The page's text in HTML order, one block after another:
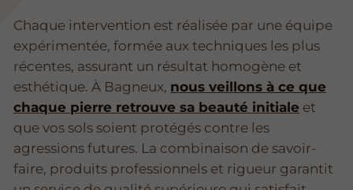
Chaque intervention est réalisée par une équipe
expérimentée, formée aux techniques les plus
récentes, assurant un résultat homogène et
esthétique. À Bagneux, nous veillons à ce que
chaque pierre retrouve sa beauté initiale et
que vos sols soient protégés contre les
agressions futures. La combinaison de savoir-
faire, produits professionnels et rigueur garantit